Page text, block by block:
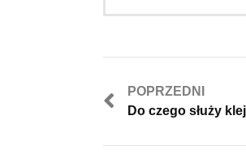
POPRZEDNI
Do czego służy